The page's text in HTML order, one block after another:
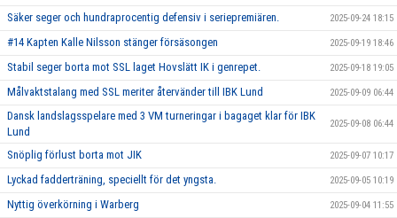
Säker seger och hundraprocentig defensiv i seriepremiären. 2025-09-24 18:15
#14 Kapten Kalle Nilsson stänger försäsongen 2025-09-19 18:46
Stabil seger borta mot SSL laget Hovslätt IK i genrepet. 2025-09-18 19:05
Målvaktstalang med SSL meriter återvänder till IBK Lund 2025-09-09 06:44
Dansk landslagsspelare med 3 VM turneringar i bagaget klar för IBK
Lund
2025-09-08 06:44
Snöplig förlust borta mot JIK 2025-09-07 10:17
Lyckad fadderträning, speciellt för det yngsta. 2025-09-05 10:19
Nyttig överkörning i Warberg 2025-09-04 11:55